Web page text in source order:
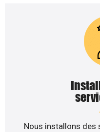
Nous installons